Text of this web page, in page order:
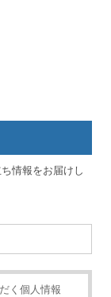
情報をお届けし
く個人情報